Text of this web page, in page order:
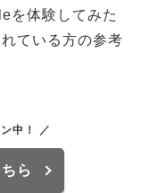
を体験してみた
ている方の参考
中！ ／
ら